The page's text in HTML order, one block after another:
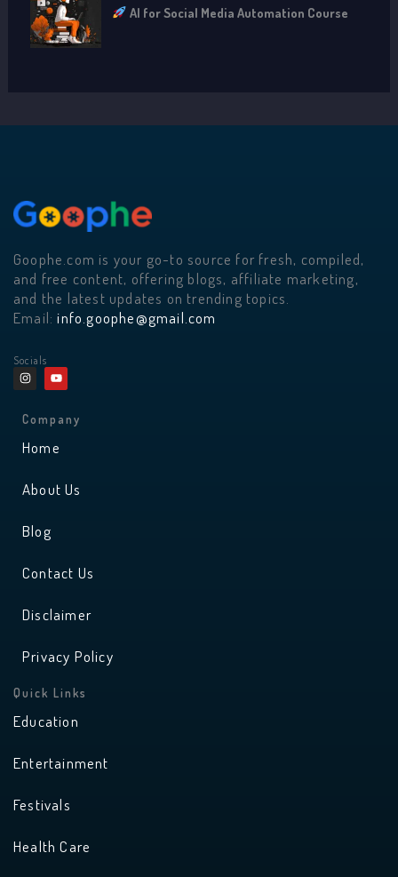
AI for Social Media Automation Course
Goophe.com is your go-to source for fresh, compiled,
and free content, offering blogs, affiliate marketing,
and the latest updates on trending topics.
Email:info.goophe@gmail.com
Socials
I
n
s
a
g
r
a
Y
o
u
u
b
Company
Home
About Us
Blog
Contact Us
Disclaimer
Privacy Policy
Quick Links
Education
Entertainment
Festivals
Health Care